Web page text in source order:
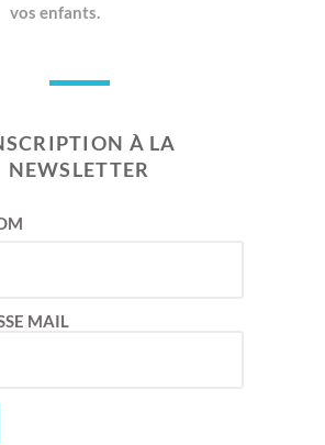
vos enfants.
À LA
NEWSLETTER
MAIL